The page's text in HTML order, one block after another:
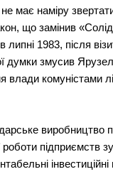
має наміру
що замінив
1983, після
думки змусив
комуністами
підприємств